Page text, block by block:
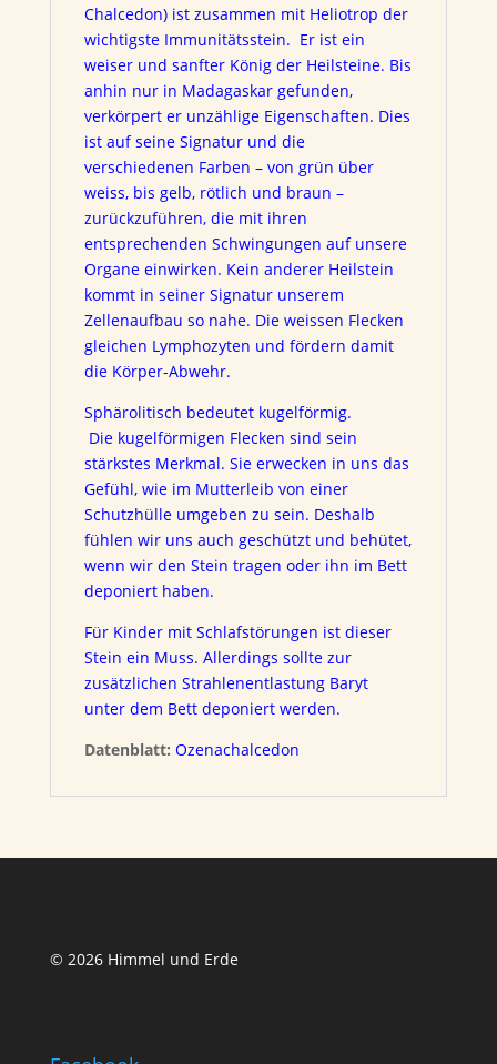
Chalcedon) ist zusammen mit Heliotrop der
wichtigste Immunitätsstein. Er ist ein
weiser und sanfter König der Heilsteine. Bis
anhin nur in Madagaskar gefunden,
verkörpert er unzählige Eigenschaften. Dies
ist auf seine Signatur und die
verschiedenen Farben – von grün über
weiss, bis gelb, rötlich und braun –
zurückzuführen, die mit ihren
entsprechenden Schwingungen auf unsere
Organe einwirken. Kein anderer Heilstein
kommt in seiner Signatur unserem
Zellenaufbau so nahe. Die weissen Flecken
gleichen Lymphozyten und fördern damit
die Körper-Abwehr.
Sphärolitisch bedeutet kugelförmig.
Die kugelförmigen Flecken sind sein
stärkstes Merkmal. Sie erwecken in uns das
Gefühl, wie im Mutterleib von einer
Schutzhülle umgeben zu sein. Deshalb
fühlen wir uns auch geschützt und behütet,
wenn wir den Stein tragen oder ihn im Bett
deponiert haben.
Für Kinder mit Schlafstörungen ist dieser
Stein ein Muss. Allerdings sollte zur
zusätzlichen Strahlenentlastung Baryt
unter dem Bett deponiert werden.
Datenblatt: Ozenachalcedon
© 2026 Himmel und Erde